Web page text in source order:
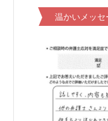
温かいメッセ